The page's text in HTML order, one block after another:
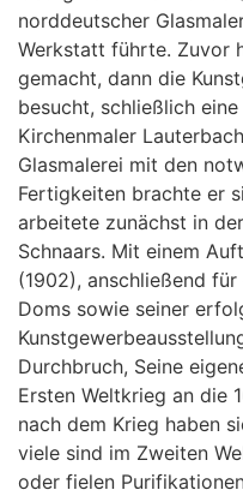
norddeutscher
Werkstatt führte. Zuvor
gemacht, dann die
besucht, schließlich
Kirchenmaler
Glasmalerei mit den
Fertigkeiten brachte er
arbeitete zunächst in
Schnaars. Mit einem
(1902), anschließend
Doms sowie seiner
Durchbruch, Seine
Ersten Weltkrieg an die
nach dem Krieg haben
viele sind im Zweiten
oder fielen